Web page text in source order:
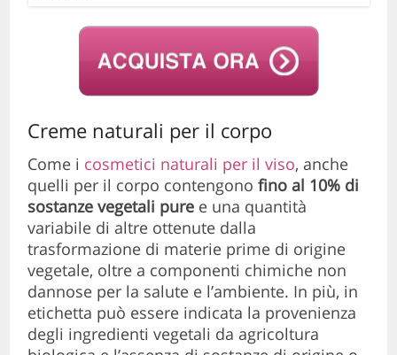
Creme naturali per il corpo
Come i cosmetici naturali per il viso, anche
quelli per il corpo contengono fino al 10% di
sostanze vegetali pure e una quantità
variabile di altre ottenute dalla
trasformazione di materie prime di origine
vegetale, oltre a componenti chimiche non
dannose per la salute e l’ambiente. In più, in
etichetta può essere indicata la provenienza
degli ingredienti vegetali da agricoltura